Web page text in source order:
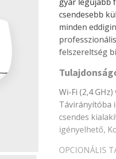
gyár legújabb
csendesebb
minden
felszereltség
Wi-Fi (2,4
Távirányítóba
csendes
igényelhető,
OPCIONÁLIS